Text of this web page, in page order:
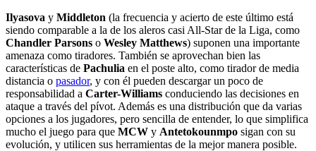
Ilyasova y Middleton (la frecuencia y acierto de este último está
siendo comparable a la de los aleros casi All-Star de la Liga, como
Chandler Parsons o Wesley Matthews) suponen una importante
amenaza como tiradores. También se aprovechan bien las
características de Pachulia en el poste alto, como tirador de media
distancia o pasador, y con él pueden descargar un poco de
responsabilidad a Carter-Williams conduciendo las decisiones en
ataque a través del pívot. Además es una distribución que da varias
opciones a los jugadores, pero sencilla de entender, lo que simplifica
mucho el juego para que MCW y Antetokounmpo sigan con su
evolución, y utilicen sus herramientas de la mejor manera posible.